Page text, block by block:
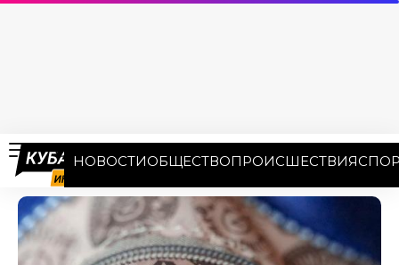
НОВОСТИОБЩЕСТВОПРОИСШЕСТВИЯ